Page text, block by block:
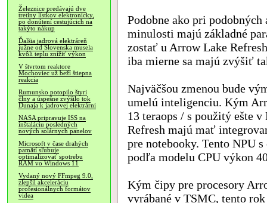
Železnice predávajú dve
tretiny lístkov elektronicky,
po donútení cestujúcich na
takýto nákup
Ďalšia jadrová elektráreň
južne od Slovenska musela
kvôli teplu znížiť výkon
V štvrtom reaktore
Mochoviec už beží štiepna
reakcia
Rumunsko potopilo štyri
člny a úspešne zvýšilo tok
Dunaja k jadrovej elektrárni
NASA pripravuje ISS na
inštaláciu posledných
nových solárnych panelov
Microsoft v čase drahých
pamätí sľubuje
optimalizovať spotrebu
RAM vo Windows 11
Vydaný nový FFmpeg 9.0,
zlepšil akceleráciu
profesionálnych formátov
videa
Podobne ako pri
minulosti majú základné
zostať u Arrow Lake
iba mierne sa majú zvýšiť
Najväčšou zmenou bude
umelú inteligenciu. Kým
13 teraops / s použitý ešte
Refresh majú mať
pre notebooky. Tento NPU
podľa modelu CPU výkon
Kým čipy pre procesory
vyrábané v TSMC, tento